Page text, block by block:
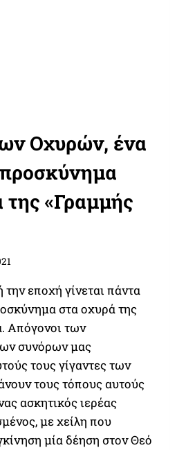
Οχυρών, ένα
της «Γραμμής
εποχή γίνεται πάντα
στα οχυρά της
Απόγονοι των
συνόρων μας
τους γίγαντες των
τους τόπους αυτούς
ασκητικός ιερέας
με χείλη που
μία δέηση στον Θεό